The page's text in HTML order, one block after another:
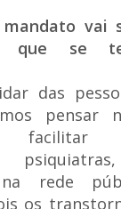
vai
que se
das
pensar
na rede
os